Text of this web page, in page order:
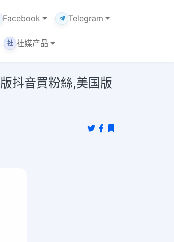
Facebook Telegram
社 社媒产品
抖音買粉絲,美国版